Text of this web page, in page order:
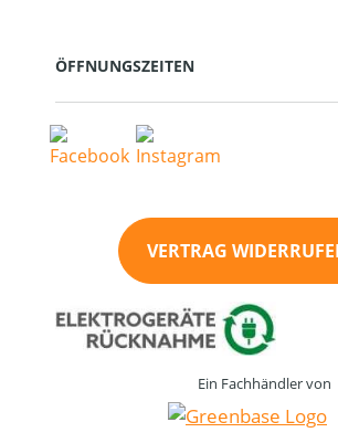
ÖFFNUNGSZEITEN
VERTRAG
Ein Fachhändler von